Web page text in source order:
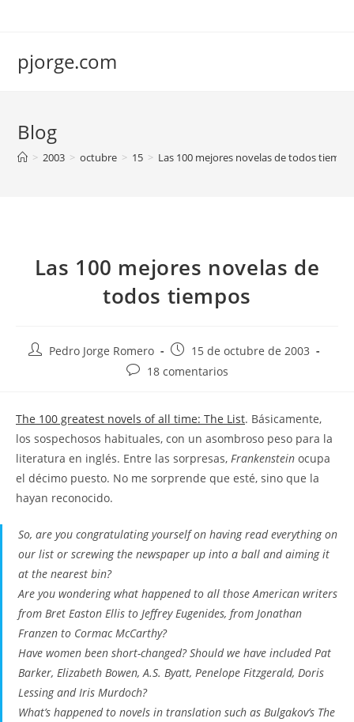
pjorge.com
Blog
> 2003 > octubre > 15 > Las 100 mejores novelas de todos
Las 100 mejores novelas de
todos tiempos
AutorPedro Jorge Romero
Publicación
de
15 de octubre de 2003
Comentarios
entrada:
18 comentarios
The 100 greatest novels of all time: The List. Básicamente,
los sospechosos habituales, con un asombroso peso para la
literatura en inglés. Entre las sorpresas, Frankenstein ocupa
el décimo puesto. No me sorprende que esté, sino que la
hayan reconocido.
So, are you congratulating yourself on having read everything on
our list or screwing the newspaper up into a ball and aiming it
at the nearest bin?
Are you wondering what happened to all those American writers
from Bret Easton Ellis to Jeffrey Eugenides, from Jonathan
Franzen to Cormac McCarthy?
Have women been short-changed? Should we have included Pat
Barker, Elizabeth Bowen, A.S. Byatt, Penelope Fitzgerald, Doris
Lessing and Iris Murdoch?
What’s happened to novels in translation such as Bulgakov’s The